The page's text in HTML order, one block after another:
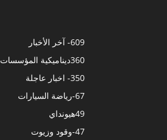
- آخر الأخبار609
ديناميكية المؤسسات360
- اخبار عاجلة350
-رياضة السيارات67
هيونداي49
-وقود وزيوت47